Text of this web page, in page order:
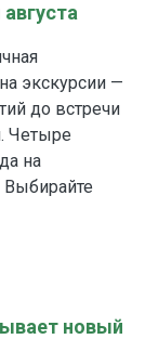
экскурсии —
до встречи
Четыре
на
новый